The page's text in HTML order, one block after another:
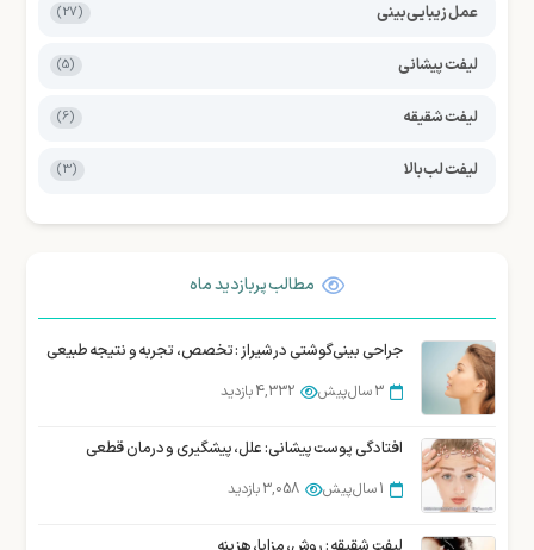
عمل زیبایی بینی (27)
لیفت پیشانی (5)
لیفت شقیقه (6)
لیفت لب بالا (3)
مطالب پربازدید ماه
جراحی بینی گوشتی در شیراز : تخصص، تجربه و نتیجه طبیعی
3 سال پیش 4,332 بازدید
افتادگی پوست پیشانی: علل، پیشگیری و درمان قطعی
1 سال پیش 3,058 بازدید